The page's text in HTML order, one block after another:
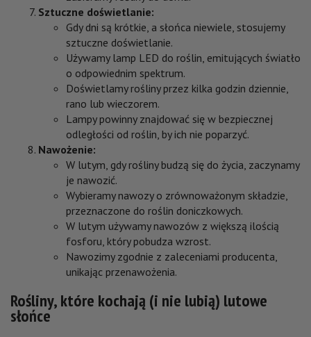
Sztuczne doświetlanie:
Gdy dni są krótkie, a słońca niewiele, stosujemy
sztuczne doświetlanie.
Używamy lamp LED do roślin, emitujących światło
o odpowiednim spektrum.
Doświetlamy rośliny przez kilka godzin dziennie,
rano lub wieczorem.
Lampy powinny znajdować się w bezpiecznej
odległości od roślin, by ich nie poparzyć.
Nawożenie:
W lutym, gdy rośliny budzą się do życia, zaczynamy
je nawozić.
Wybieramy nawozy o zrównoważonym składzie,
przeznaczone do roślin doniczkowych.
W lutym używamy nawozów z większą ilością
fosforu, który pobudza wzrost.
Nawozimy zgodnie z zaleceniami producenta,
unikając przenawożenia.
Rośliny, które kochają (i nie lubią) lutowe
słońce